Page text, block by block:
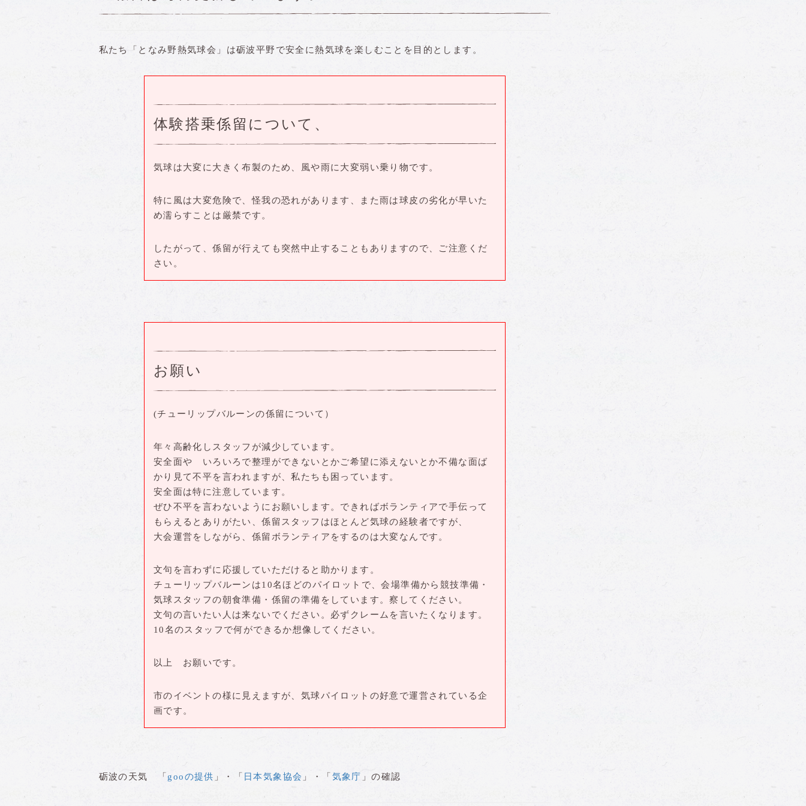
私たち「となみ野熱気球会」は砺波平野で安全に熱気球を楽しむことを目的とします。
体験搭乗係留について、
気球は大変に大きく布製のため、風や雨に大変弱い乗り物です。
特に風は大変危険で、怪我の恐れがあります、また雨は球皮の劣化が早いた
め濡らすことは厳禁です。
したがって、係留が行えても突然中止することもありますので、ご注意くだ
さい。
お願い
(チューリップバルーンの係留について）
年々高齢化しスタッフが減少しています。
安全面や いろいろで整理ができないとかご希望に添えないとか不備な面ば
かり見て不平を言われますが、私たちも困っています。
安全面は特に注意しています。
ぜひ不平を言わないようにお願いします。できればボランティアで手伝って
もらえるとありがたい、係留スタッフはほとんど気球の経験者ですが、
大会運営をしながら、係留ボランティアをするのは大変なんです。
文句を言わずに応援していただけると助かります。
チューリップバルーンは10名ほどのパイロットで、会場準備から競技準備・
気球スタッフの朝食準備・係留の準備をしています。察してください。
文句の言いたい人は来ないでください。必ずクレームを言いたくなります。
10名のスタッフで何ができるか想像してください。
以上 お願いです。
市のイベントの様に見えますが、気球パイロットの好意で運営されている企
画です。
砺波の天気 「 gooの提供 」・「 日本気象協会 」・「 気象庁 」の確認